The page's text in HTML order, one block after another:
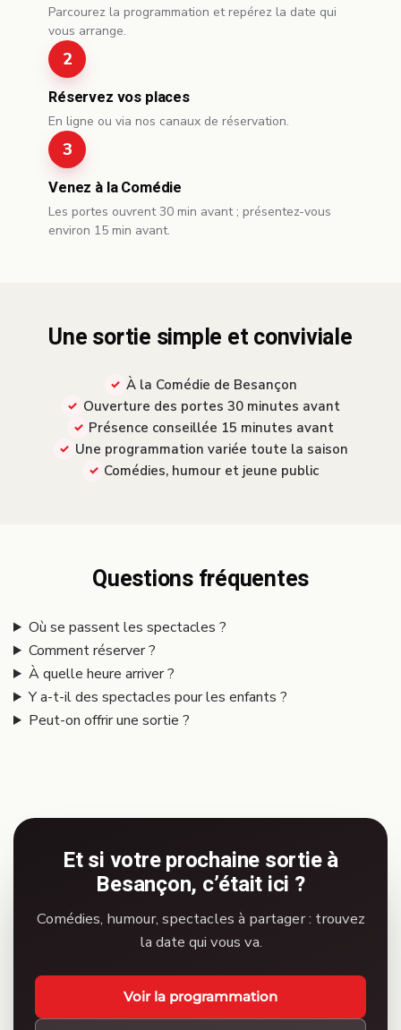
Parcourez la programmation et repérez la date qui
vous arrange.
Réservez vos places
En ligne ou via nos canaux de réservation.
Venez à la Comédie
Les portes ouvrent 30 min avant ; présentez-vous
environ 15 min avant.
Une sortie simple et conviviale
À la Comédie de Besançon
Ouverture des portes 30 minutes avant
Présence conseillée 15 minutes avant
Une programmation variée toute la saison
Comédies, humour et jeune public
Questions fréquentes
Où se passent les spectacles ?
Comment réserver ?
À quelle heure arriver ?
Y a-t-il des spectacles pour les enfants ?
Peut-on offrir une sortie ?
Et si votre prochaine sortie à
Besançon, c’était ici ?
Comédies, humour, spectacles à partager : trouvez
la date qui vous va.
Voir la programmation